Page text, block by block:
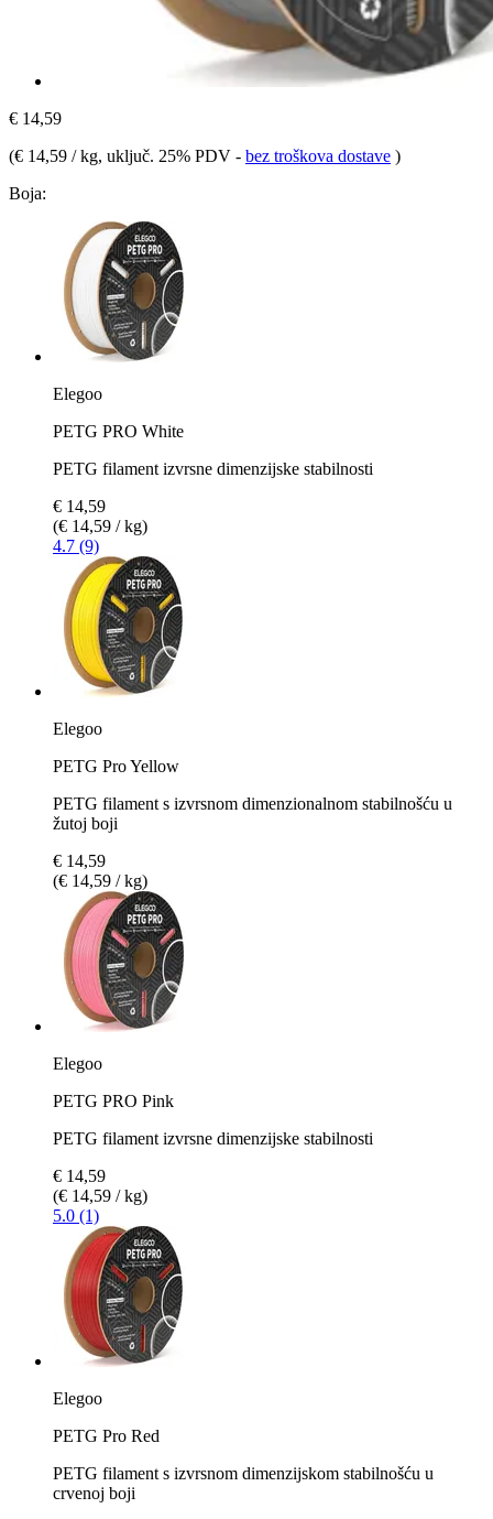
€ 14,59
(€ 14,59 / kg, uključ. 25% PDV - bez troškova dostave )
Boja:
Elegoo
PETG PRO White
PETG filament izvrsne dimenzijske stabilnosti
€ 14,59
(€ 14,59 / kg)
4.7 (9)
Elegoo
PETG Pro Yellow
PETG filament s izvrsnom dimenzionalnom stabilnošću u
žutoj boji
€ 14,59
(€ 14,59 / kg)
Elegoo
PETG PRO Pink
PETG filament izvrsne dimenzijske stabilnosti
€ 14,59
(€ 14,59 / kg)
5.0 (1)
Elegoo
PETG Pro Red
PETG filament s izvrsnom dimenzijskom stabilnošću u
crvenoj boji